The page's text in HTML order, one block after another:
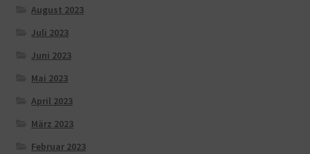
August 2023
Juli 2023
Juni 2023
Mai 2023
April 2023
März 2023
Februar 2023